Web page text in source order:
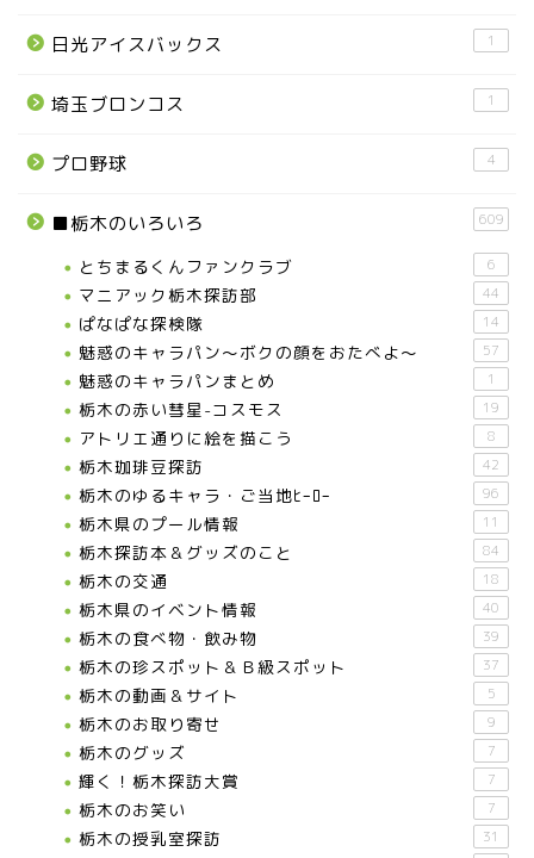
日光アイスバックス 1
埼玉ブロンコス 1
プロ野球 4
■栃木のいろいろ 609
とちまるくんファンクラブ 6
マニアック栃木探訪部 44
ぱなぱな探検隊 14
魅惑のキャラパン～ボクの顔をおたべよ～ 57
魅惑のキャラパンまとめ 1
栃木の赤い彗星-コスモス 19
アトリエ通りに絵を描こう 8
栃木珈琲豆探訪 42
栃木のゆるキャラ・ご当地ﾋｰﾛｰ 96
栃木県のプール情報 11
栃木探訪本＆グッズのこと 84
栃木の交通 18
栃木県のイベント情報 40
栃木の食べ物・飲み物 39
栃木の珍スポット＆Ｂ級スポット 37
栃木の動画＆サイト 5
栃木のお取り寄せ 9
栃木のグッズ 7
輝く！栃木探訪大賞 7
栃木のお笑い 7
栃木の授乳室探訪 31